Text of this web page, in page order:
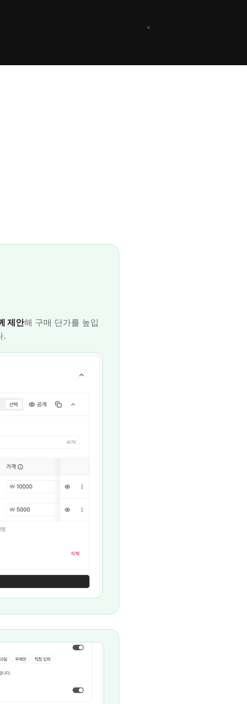
제안해 구매 단가를 높입
.